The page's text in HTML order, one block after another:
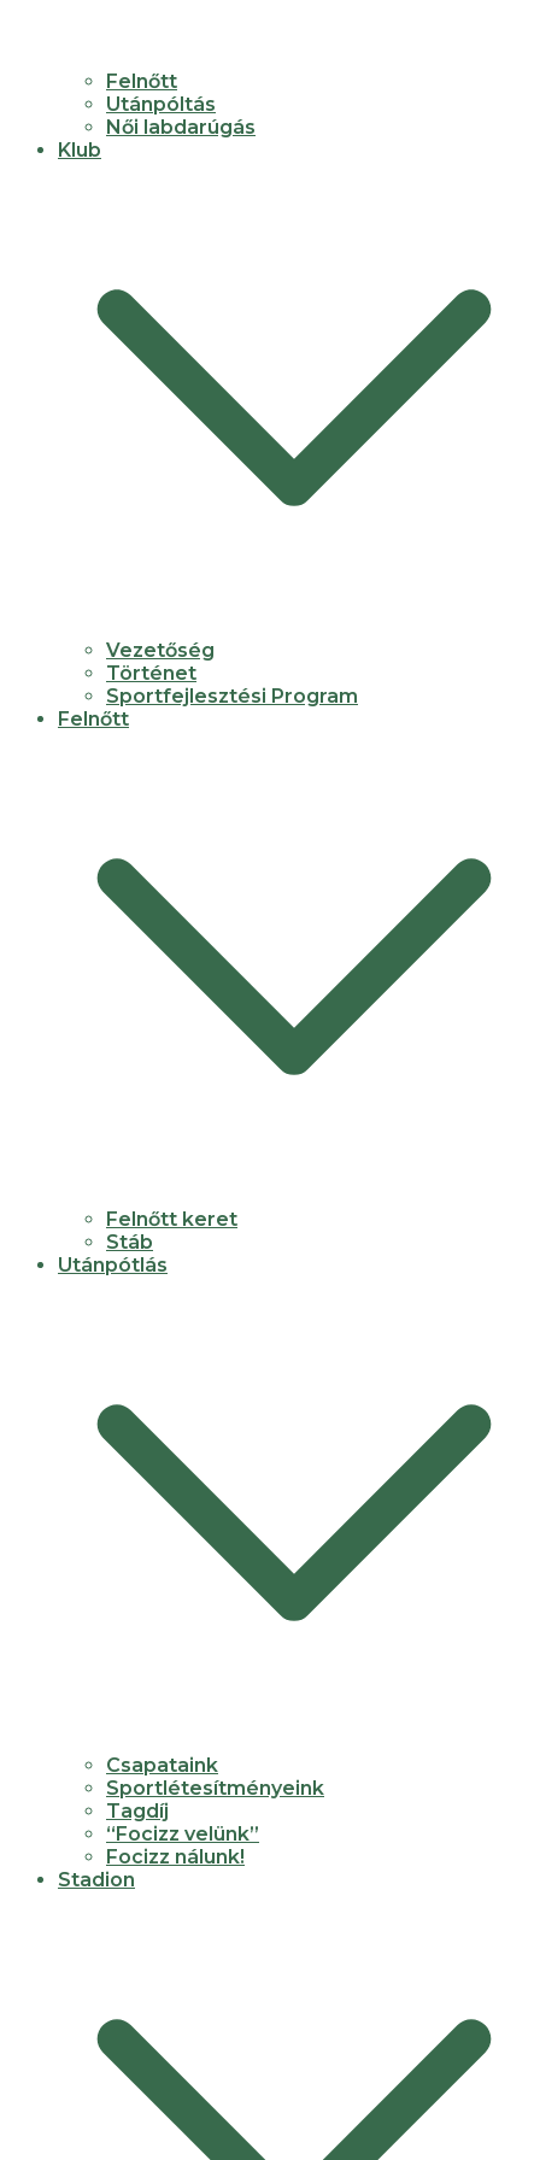
Felnőtt
Utánpóltás
Női labdarúgás
Klub
Vezetőség
Történet
Sportfejlesztési Program
Felnőtt
Felnőtt keret
Stáb
Utánpótlás
Csapataink
Sportlétesítményeink
Tagdíj
“Focizz velünk”
Focizz nálunk!
Stadion